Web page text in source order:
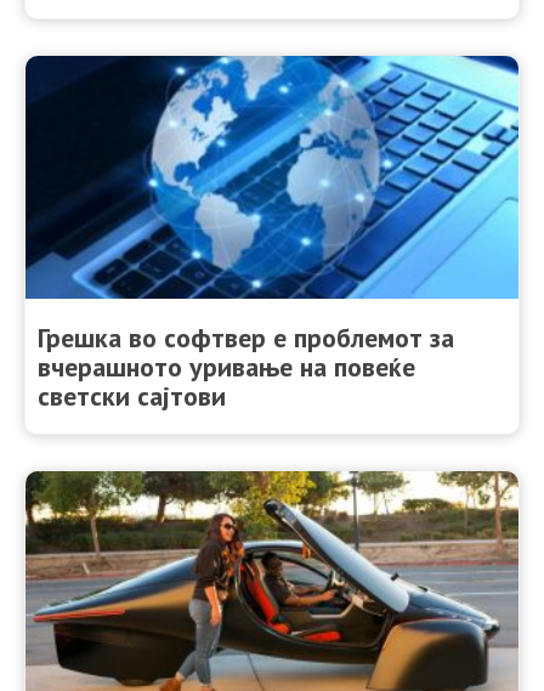
Грешка во софтвер е проблемот за
вчерашното уривање на повеќе
светски сајтови